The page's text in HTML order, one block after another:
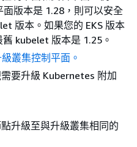
面版本是 1.28，則可以安全
版本。如果您的 EKS 版本
kubelet 版本是 1.25。
叢集控制平面。
要升級 Kubernetes 附加
升級至與升級叢集相同的